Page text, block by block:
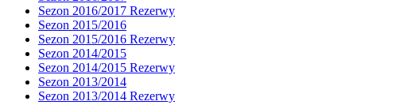
Sezon 2016/2017 Rezerwy
Sezon 2015/2016
Sezon 2015/2016 Rezerwy
Sezon 2014/2015
Sezon 2014/2015 Rezerwy
Sezon 2013/2014
Sezon 2013/2014 Rezerwy